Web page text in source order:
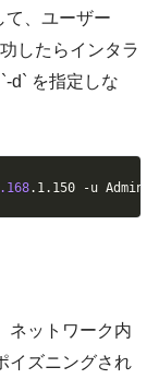
て、ユーザー
したらインタラ
d` を指定しな
.1.150 -u
ネットワーク内
イズニングされ